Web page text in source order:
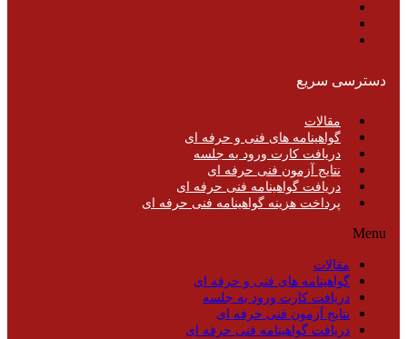
دسترسی سریع
مقالات
گواهینامه های فنی و حرفه ای
دریافت کارت ورود به جلسه
نتایج آزمون فنی حرفه ای
دریافت گواهینامه فنی حرفه ای
پرداخت هزینه گواهینامه فنی حرفه ای
Menu
مقالات
گواهینامه های فنی و حرفه ای
دریافت کارت ورود به جلسه
نتایج آزمون فنی حرفه ای
دریافت گواهینامه فنی حرفه ای